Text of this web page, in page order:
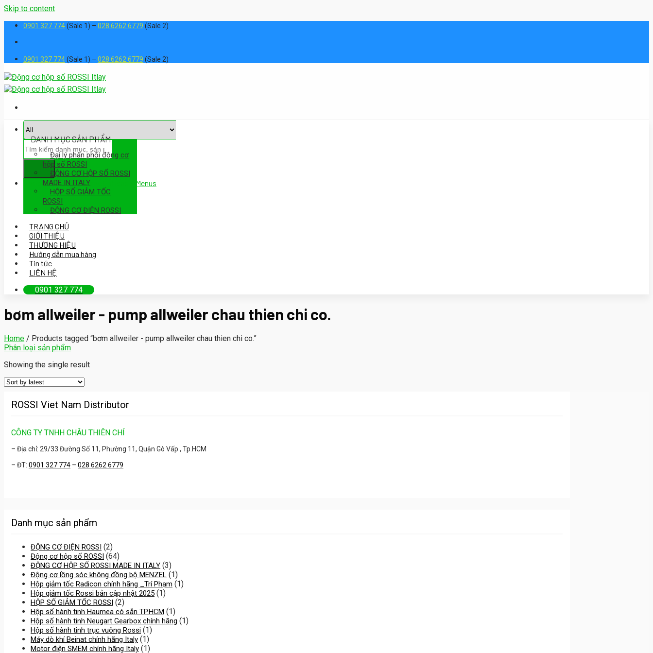
Skip to content
0901 327 774(Sale 1) – 028 6262 6779 (Sale 2)
0901 327 774(Sale 1) – 028 6262 6779 (Sale 2)
Assign a menu in Theme Options > Menus
DANH MỤC SẢN PHẨM
Đại lý phân phối động cơ
hộp số ROSSI
ĐỘNG CƠ HỘP SỐ ROSSI
MADE IN ITALY
HỘP SỐ GIẢM TỐC
ROSSI
ĐỘNG CƠ ĐIỆN ROSSI
TRANG CHỦ
GIỚI THIỆU
THƯƠNG HIỆU
Hướng dẫn mua hàng
Tin tức
LIÊN HỆ
0901 327 774
bơm allweiler - pump allweiler chau thien chi co.
Home / Products tagged “bơm allweiler - pump allweiler chau thien chi co.”
Phân loại sản phẩm
Showing the single result
ROSSI Viet Nam Distributor
CÔNG TY TNHH CHÂU THIÊN CHÍ
– Địa chỉ: 29/33 Đường Số 11, Phường 11, Quận Gò Vấp , Tp.HCM
– ĐT: 0901 327 774 – 028 6262 6779
Danh mục sản phẩm
ĐỘNG CƠ ĐIỆN ROSSI (2)
Động cơ hộp số ROSSI (64)
ĐỘNG CƠ HỘP SỐ ROSSI MADE IN ITALY (3)
Động cơ lồng sóc không đồng bộ MENZEL (1)
Hộp giảm tốc Radicon chính hãng _Trí Phạm (1)
Hộp giảm tốc Rossi bản cập nhật 2025 (1)
HỘP SỐ GIẢM TỐC ROSSI (2)
Hộp số hành tinh Haumea có sẵn TP.HCM (1)
Hộp số hành tinh Neugart Gearbox chính hãng (1)
Hộp số hành tinh trục vuông Rossi (1)
Máy dò khí Beinat chính hãng Italy (1)
Motor điện SMEM chính hãng Italy (1)